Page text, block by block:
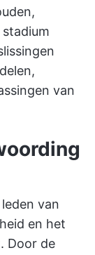
van
van
en het
Door de